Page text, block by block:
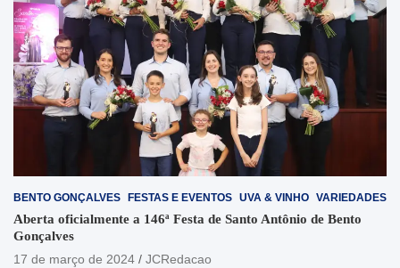
BENTO GONÇALVES FESTAS E EVENTOS UVA & VINHO VARIEDADES
Aberta oficialmente a 146ª Festa de Santo Antônio de Bento
Gonçalves
17 de março de 2024
JCRedacao